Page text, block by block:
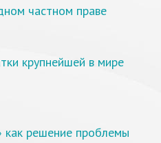
частном праве
крупнейшей в мире
решение проблемы